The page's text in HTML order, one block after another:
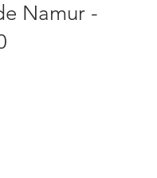
Namur -